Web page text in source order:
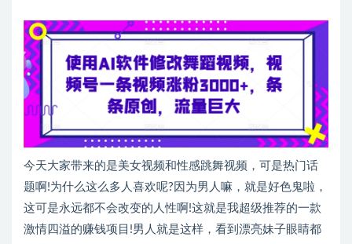
今天大家带来的是美女视频和性感跳舞视频，可是热门话
题啊!为什么这么多人喜欢呢?因为男人嘛，就是好色鬼啦，
这可是永远都不会改变的人性啊!这就是我超级推荐的一款
激情四溢的赚钱项目!男人就是这样，看到漂亮妹子眼睛都